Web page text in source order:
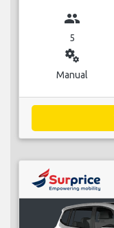
group
5
miscellaneous_services
Manual